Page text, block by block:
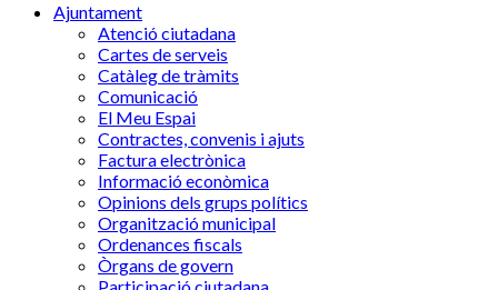
Ajuntament
Atenció ciutadana
Cartes de serveis
Catàleg de tràmits
Comunicació
El Meu Espai
Contractes, convenis i ajuts
Factura electrònica
Informació econòmica
Opinions dels grups polítics
Organització municipal
Ordenances fiscals
Òrgans de govern